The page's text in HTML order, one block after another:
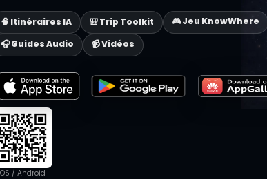
🧠 Itinéraires IA 🎒 Trip Toolkit
🎮 Jeu KnowWhere
🎧 Guides Audio
📹 Vidéos
/ Android